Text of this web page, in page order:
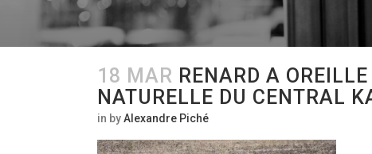
18 MAR RENARD A
NATURELLE DU CENTRAL
in byAlexandre Piché